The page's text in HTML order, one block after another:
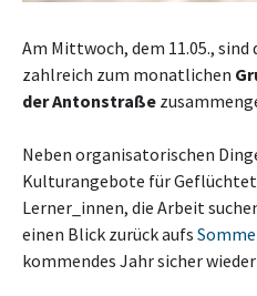
Am Mittwoch, dem 11.05., sind
zahlreich zum monatlichen
der Antonstraße
Neben organisatorischen
Kulturangebote für
Lerner_innen, die Arbeit
einen Blick zurück aufs
kommendes Jahr sicher